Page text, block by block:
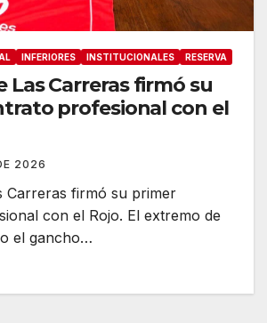
INFERIORES INSTITUCIONALES RESERVA
Las Carreras firmó su
profesional con el
2026
Carreras firmó su primer
con el Rojo. El extremo de
el gancho…